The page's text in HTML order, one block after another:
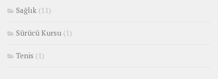
Sağlık (11)
Sürücü Kursu (1)
Tenis (1)